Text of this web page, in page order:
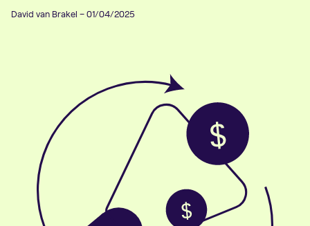
David van Brakel – 01/04/2025